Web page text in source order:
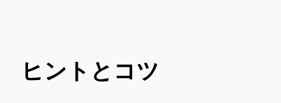
ヒントとコツ